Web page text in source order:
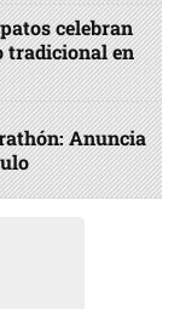
celebran
tradicional en
Anuncia